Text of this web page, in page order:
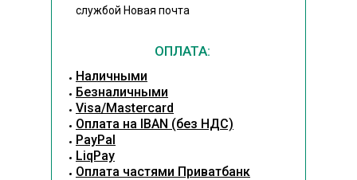
службой Новая почта
ОПЛАТА:
Наличными
Безналичными
Visa/Mastercard
Оплата на IBAN (без НДС)
PayPal
LiqPay
Оплата частями Приватбанк